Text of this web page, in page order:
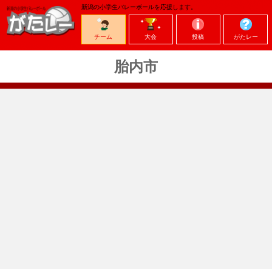
新潟の小学生バレーボールを応援します。
チーム 大会 投稿 がたレー
胎内市